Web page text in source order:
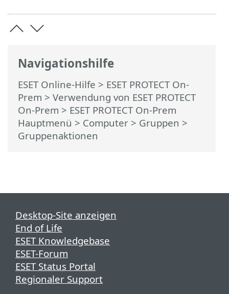
Navigationshilfe
ESET Online-Hilfe > ESET PROTECT On-
Prem > Verwendung von ESET PROTECT
On-Prem > ESET PROTECT On-Prem
Hauptmenü > Computer > Gruppen >
Gruppenaktionen
Desktop-Site anzeigen
End of Life
ESET Knowledgebase
ESET-Forum
ESET Status Portal
Regionaler Support